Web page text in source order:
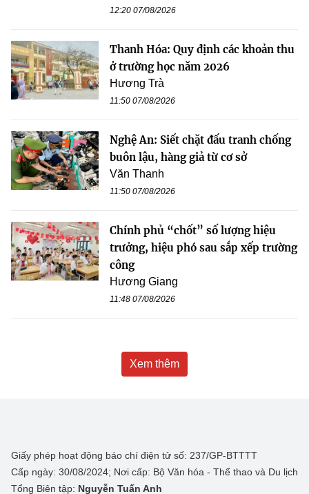
12:20 07/08/2026
Thanh Hóa: Quy định các khoản thu
ở trường học năm 2026
Hương Trà
11:50 07/08/2026
Nghệ An: Siết chặt đấu tranh chống
buôn lậu, hàng giả từ cơ sở
Văn Thanh
11:50 07/08/2026
Chính phủ “chốt” số lượng hiệu
trưởng, hiệu phó sau sắp xếp trường
công
Hương Giang
11:48 07/08/2026
Xem thêm
Giấy phép hoạt động báo chí điện tử số: 237/GP-BTTTT
Cấp ngày: 30/08/2024; Nơi cấp: Bộ Văn hóa - Thể thao và Du lịch
Tổng Biên tập: Nguyễn Tuấn Anh